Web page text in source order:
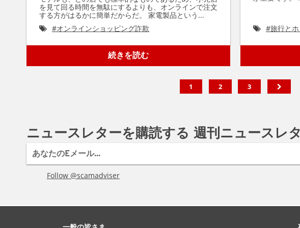
を見て回る時間を無駄にするよりも、オンラインで注文
する方がはるかに簡単だからだ。 家電製品という...
#オンラインショッピング詐欺
続きを読む
#旅行と
1 2 3
ニュースレターを購読する 週刊ニュースレ
Follow @scamadviser